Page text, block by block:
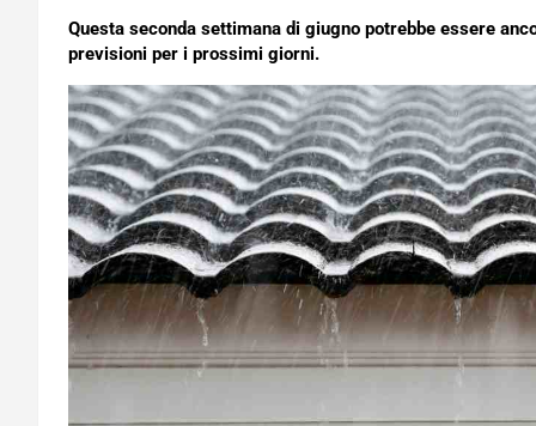
Questa seconda settimana di giugno potrebbe essere
previsioni per i prossimi giorni.